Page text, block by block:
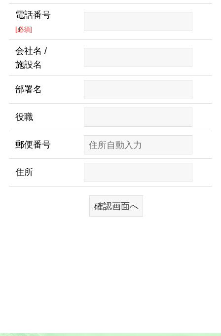
電話番号
[必須]
会社名 /
施設名
部署名
役職
郵便番号
住所